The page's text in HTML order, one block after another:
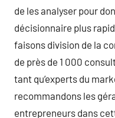
de les analyser pour
décisionnaire plus
faisons division de la
de près de 1 000
tant qu’experts du
recommandons les
entrepreneurs dans